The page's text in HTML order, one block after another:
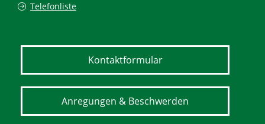
Telefonliste
Kontaktformular
Anregungen & Beschwerden